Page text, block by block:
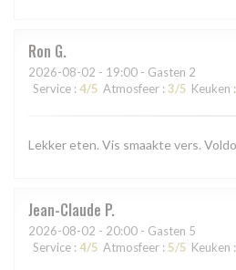
Ron G
2026-08-02 - 19:00 - Gasten 2
Service : 4/5 Atmosfeer : 3/5 Keuken :
Lekker eten. Vis smaakte vers.
Jean-Claude P
2026-08-02 - 20:00 - Gasten 5
Service : 4/5 Atmosfeer : 5/5 Keuken :